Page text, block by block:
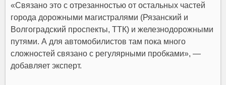
«Связано это с отрезанностью от остальных частей
города дорожными магистралями (Рязанский и
Волгоградский проспекты, ТТК) и железнодорожными
путями. А для автомобилистов там пока много
сложностей связано с регулярными пробками», —
добавляет эксперт.